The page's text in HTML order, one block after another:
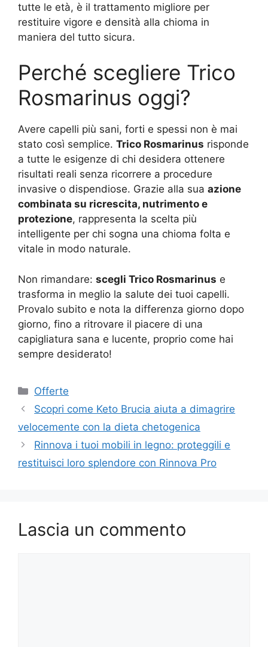
tutte le età, è il trattamento migliore per
restituire vigore e densità alla chioma in
maniera del tutto sicura.
Perché scegliere Trico
Rosmarinus oggi?
Avere capelli più sani, forti e spessi non è mai
stato così semplice. Trico Rosmarinus risponde
a tutte le esigenze di chi desidera ottenere
risultati reali senza ricorrere a procedure
invasive o dispendiose. Grazie alla sua azione
combinata su ricrescita, nutrimento e
protezione, rappresenta la scelta più
intelligente per chi sogna una chioma folta e
vitale in modo naturale.
Non rimandare: scegli Trico Rosmarinus e
trasforma in meglio la salute dei tuoi capelli.
Provalo subito e nota la differenza giorno dopo
giorno, fino a ritrovare il piacere di una
capigliatura sana e lucente, proprio come hai
sempre desiderato!
Categorie
Offerte
Scopri come Keto Brucia aiuta a dimagrire
velocemente con la dieta chetogenica
Rinnova i tuoi mobili in legno: proteggili e
restituisci loro splendore con Rinnova Pro
Lascia un commento